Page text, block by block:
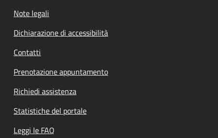
Note legali
Dichiarazione di accessibilità
Contatti
Prenotazione appuntamento
Richiedi assistenza
Statistiche del portale
Leggi le FAQ